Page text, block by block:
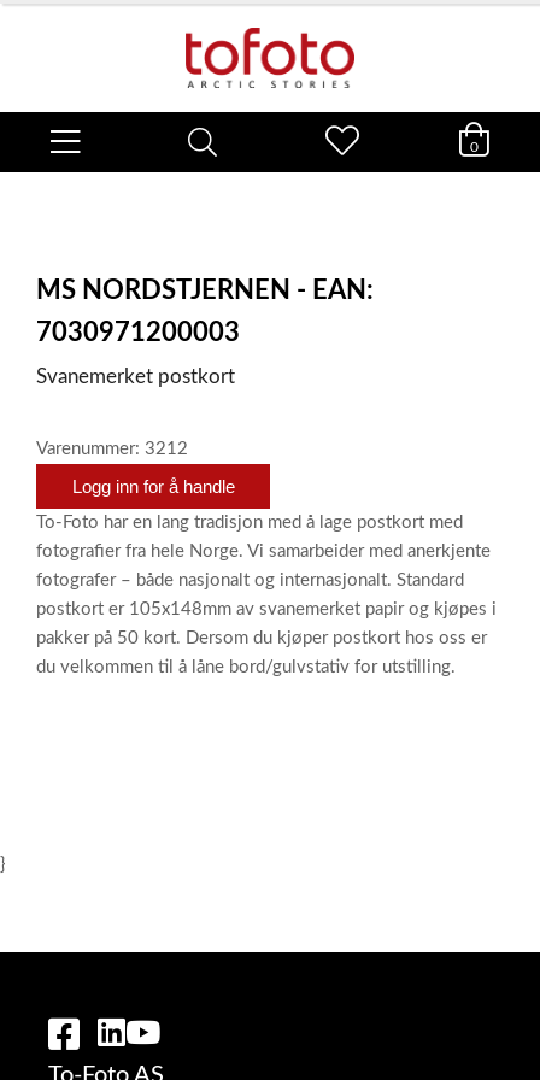
0
MS NORDSTJERNEN - EAN:
7030971200003
Svanemerket postkort
Varenummer: 3212
Logg inn for å handle
To-Foto har en lang tradisjon med å lage postkort med
fotografier fra hele Norge. Vi samarbeider med anerkjente
fotografer – både nasjonalt og internasjonalt. Standard
postkort er 105x148mm av svanemerket papir og kjøpes i
pakker på 50 kort. Dersom du kjøper postkort hos oss er
du velkommen til å låne bord/gulvstativ for utstilling.
}
To-Foto AS